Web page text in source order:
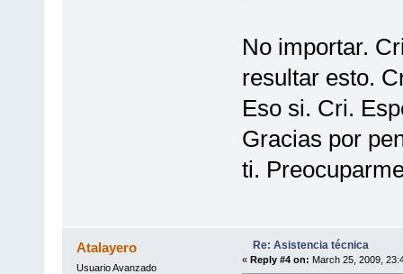
No importar.
resultar esto.
Eso si. Cri.
Gracias por
ti.
Atalayero
Usuario Avanzado
Re: Asistencia técnica
« Reply #4 on: March 25, 2009,